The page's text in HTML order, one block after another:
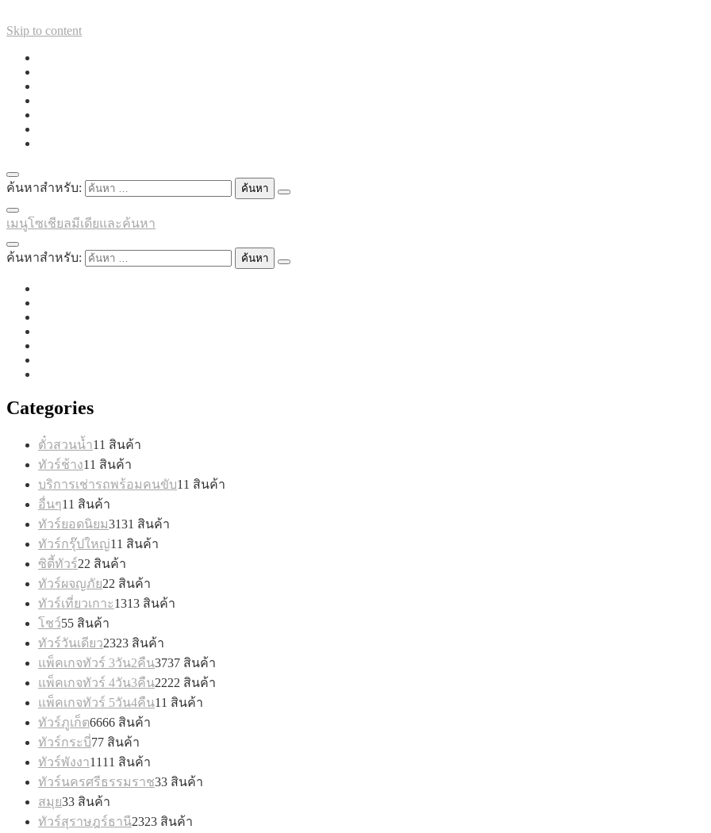
Skip to content
ค้นหาสำหรับ:
เมนูโซเชียลมีเดียและค้นหา
ค้นหาสำหรับ:
Categories
ตั๋วสวนน้ำ1 1 สินค้า
ทัวร์ช้าง1 1 สินค้า
บริการเช่ารถพร้อมคนขับ1 1 สินค้า
อื่นๆ1 1 สินค้า
ทัวร์ยอดนิยม3131 สินค้า
ทัวร์กรุ๊ปใหญ่1 1 สินค้า
ซิตี้ทัวร์22 สินค้า
ทัวร์ผจญภัย22 สินค้า
ทัวร์เที่ยวเกาะ1313 สินค้า
โชว์55 สินค้า
ทัวร์วันเดียว2323 สินค้า
แพ็คเกจทัวร์ 3วัน2คืน3737 สินค้า
แพ็คเกจทัวร์ 4วัน3คืน2222 สินค้า
แพ็คเกจทัวร์ 5วัน4คืน1 1 สินค้า
ทัวร์ภูเก็ต6666 สินค้า
ทัวร์กระบี่77 สินค้า
ทัวร์พังงา11 11 สินค้า
ทัวร์นครศรีธรรมราช33 สินค้า
สมุย33 สินค้า
ทัวร์สุราษฎร์ธานี2323 สินค้า